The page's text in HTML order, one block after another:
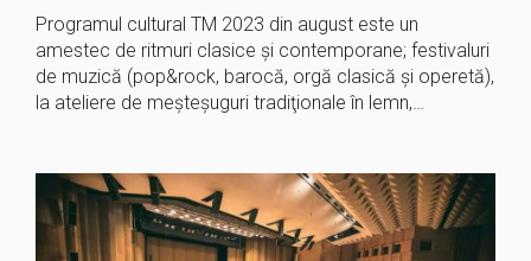
Programul cultural TM 2023 din august este un
amestec de ritmuri clasice şi contemporane; festivaluri
de muzică (pop&rock, barocă, orgă clasică şi operetă),
la ateliere de meşteşuguri tradiţionale în lemn,…